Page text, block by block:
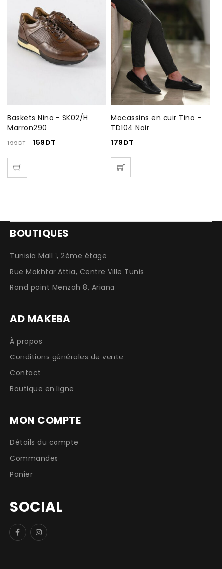
Baskets Nino - SK02/H
Marron290
199DT 159DT
Mocassins en cuir Tino -
TD104 Noir
179DT
BOUTIQUES
Tunisia Mall 1, 2ème étage
Rue Mokhtar Attia, Centre Ville Tunis
Rond point Menzah 8, Ariana
AD MAKEBA
À propos
Conditions générales de vente
Contact
Boutique en ligne
MON COMPTE
Détails du compte
Commandes
Panier
SOCIAL